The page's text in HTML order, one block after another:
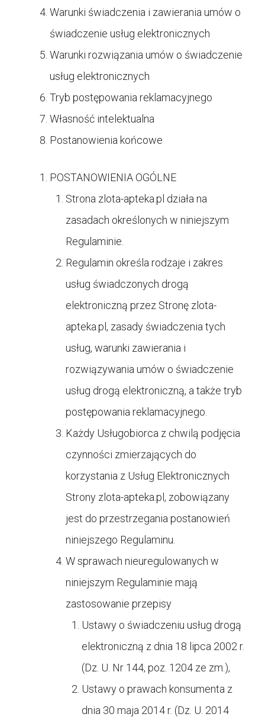
Warunki świadczenia i zawierania umów o
świadczenie usług elektronicznych
Warunki rozwiązania umów o świadczenie
usług elektronicznych
Tryb postępowania reklamacyjnego
Własność intelektualna
Postanowienia końcowe
POSTANOWIENIA OGÓLNE
Strona zlota-apteka.pl działa na
zasadach określonych w niniejszym
Regulaminie.
Regulamin określa rodzaje i zakres
usług świadczonych drogą
elektroniczną przez Stronę zlota-
apteka.pl, zasady świadczenia tych
usług, warunki zawierania i
rozwiązywania umów o świadczenie
usług drogą elektroniczną, a także tryb
postępowania reklamacyjnego.
Każdy Usługobiorca z chwilą podjęcia
czynności zmierzających do
korzystania z Usług Elektronicznych
Strony zlota-apteka.pl, zobowiązany
jest do przestrzegania postanowień
niniejszego Regulaminu.
W sprawach nieuregulowanych w
niniejszym Regulaminie mają
zastosowanie przepisy
Ustawy o świadczeniu usług drogą
elektroniczną z dnia 18 lipca 2002 r.
(Dz. U. Nr 144, poz. 1204 ze zm.),
Ustawy o prawach konsumenta z
dnia 30 maja 2014 r. (Dz. U. 2014